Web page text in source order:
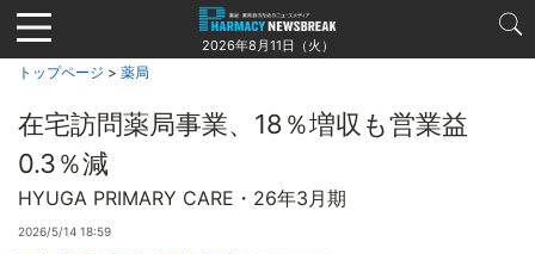
Jump
to
navigation
2026年8月11日（火）
トップページ > 薬局
在宅訪問薬局事業、18％増収も営業益
0.3％減
HYUGA PRIMARY CARE・26年3月期
2026/5/14 18:59